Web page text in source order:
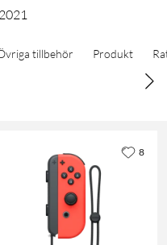
tillbehör Produkt
8